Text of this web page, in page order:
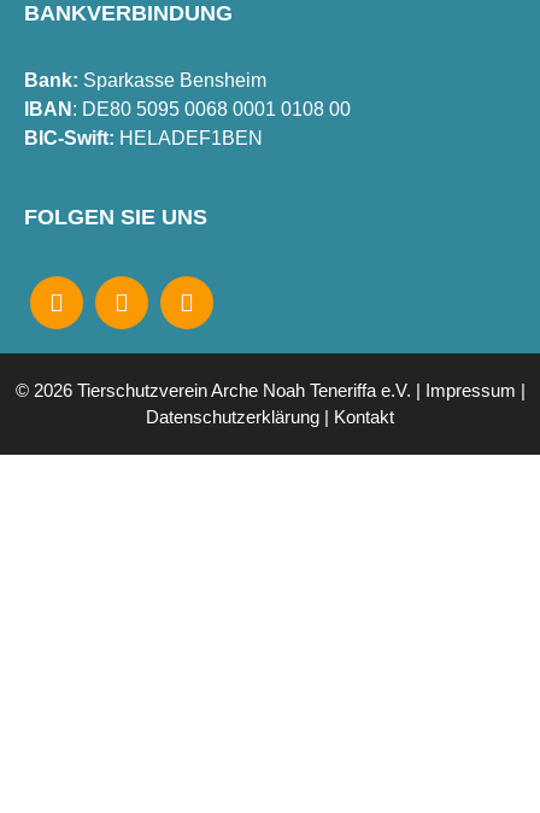
BANKVERBINDUNG
Bank: Sparkasse Bensheim
IBAN : DE80 5095 0068 0001 0108 00
BIC-Swift: HELADEF1BEN
FOLGEN SIE UNS
© 2026 Tierschutzverein Arche Noah Teneriffa e.V. | Impressum |
Datenschutzerklärung | Kontakt